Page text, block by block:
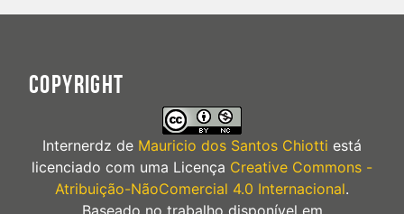
COPYRIGHT
Internerdz de Mauricio dos Santos Chiotti está
licenciado com uma Licença Creative Commons -
Atribuição-NãoComercial 4.0 Internacional.